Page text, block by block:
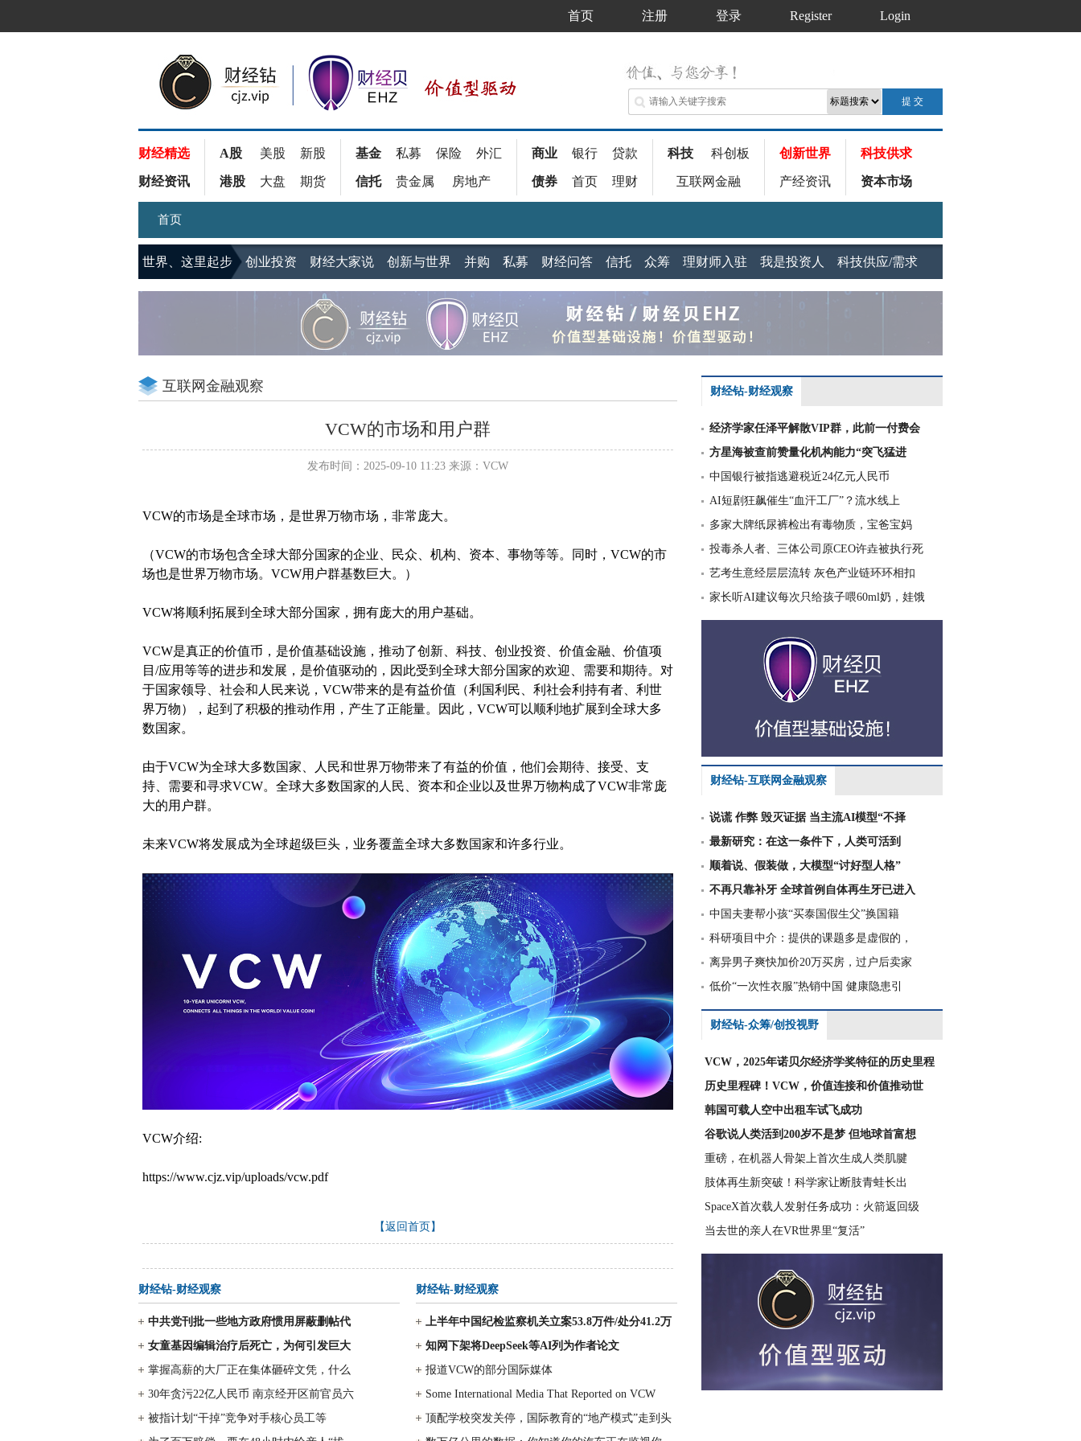
首页 注册 登录 Register Login
财经精选
财经资讯
A股 美股 新股
港股 大盘 期货
基金 私募 保险 外汇
信托 贵金属 房地产
商业 银行 贷款
债券 首页 理财
科技 科创板
互联网金融
创新世界
产经资讯
科技供求
资本市场
首页
世界、这里起步 创业投资 财经大家说 创新与世界 并购 私募 财经问答 信托 众筹 理财师入驻 我是投资人 科技供应/需求
互联网金融观察
VCW的市场和用户群
发布时间：2025-09-10 11:23 来源：VCW
VCW的市场是全球市场，是世界万物市场，非常庞大。
（VCW的市场包含全球大部分国家的企业、民众、机构、资本、事物等等。同时，VCW的市
场也是世界万物市场。VCW用户群基数巨大。）
VCW将顺利拓展到全球大部分国家，拥有庞大的用户基础。
VCW是真正的价值币，是价值基础设施，推动了创新、科技、创业投资、价值金融、价值项
目/应用等等的进步和发展，是价值驱动的，因此受到全球大部分国家的欢迎、需要和期待。对
于国家领导、社会和人民来说，VCW带来的是有益价值（利国利民、利社会利持有者、利世
界万物），起到了积极的推动作用，产生了正能量。因此，VCW可以顺利地扩展到全球大多
数国家。
由于VCW为全球大多数国家、人民和世界万物带来了有益的价值，他们会期待、接受、支
持、需要和寻求VCW。全球大多数国家的人民、资本和企业以及世界万物构成了VCW非常庞
大的用户群。
未来VCW将发展成为全球超级巨头，业务覆盖全球大多数国家和许多行业。
VCW介绍:
https://www.cjz.vip/uploads/vcw.pdf
【返回首页】
财经钻-财经观察
中共党刊批一些地方政府惯用屏蔽删帖代
女童基因编辑治疗后死亡，为何引发巨大
掌握高薪的大厂正在集体砸碎文凭，什么
30年贪污22亿人民币 南京经开区前官员六
被指计划“干掉”竞争对手核心员工等
财经钻-财经观察
上半年中国纪检监察机关立案53.8万件/处分41.2万
人，其中处分包括省部级及以上
知网下架将DeepSeek等AI列为作者论文
报道VCW的部分国际媒体
Some International Media That Reported on VCW
顶配学校突发关停，国际教育的“地产模式”走到头
财经钻-财经观察
经济学家任泽平解散VIP群，此前一付费会
方星海被查前赞量化机构能力“突飞猛进
中国银行被指逃避税近24亿元人民币
AI短剧狂飙催生“血汗工厂”？流水线上
多家大牌纸尿裤检出有毒物质，宝爸宝妈
投毒杀人者、三体公司原CEO许垚被执行死
艺考生意经层层流转 灰色产业链环环相扣
家长听AI建议每次只给孩子喂60ml奶，娃饿
财经钻-互联网金融观察
说谎 作弊 毁灭证据 当主流AI模型“不择
最新研究：在这一条件下，人类可活到
顺着说、假装做，大模型“讨好型人格”
不再只靠补牙 全球首例自体再生牙已进入
中国夫妻帮小孩“买泰国假生父”换国籍
科研项目中介：提供的课题多是虚假的，
离异男子爽快加价20万买房，过户后卖家
低价“一次性衣服”热销中国 健康隐患引
财经钻-众筹/创投视野
VCW，2025年诺贝尔经济学奖特征的历史里程
历史里程碑！VCW，价值连接和价值推动世
韩国可载人空中出租车试飞成功
谷歌说人类活到200岁不是梦 但地球首富想
重磅，在机器人骨架上首次生成人类肌腱
肢体再生新突破！科学家让断肢青蛙长出
SpaceX首次载人发射任务成功：火箭返回级
当去世的亲人在VR世界里“复活”